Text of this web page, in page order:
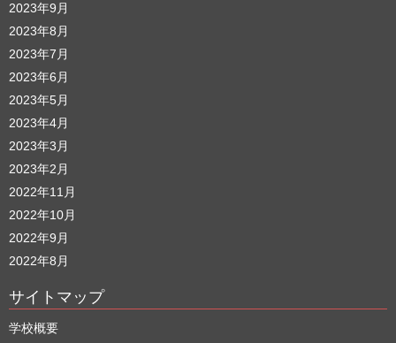
2023年9月
2023年8月
2023年7月
2023年6月
2023年5月
2023年4月
2023年3月
2023年2月
2022年11月
2022年10月
2022年9月
2022年8月
サイトマップ
学校概要